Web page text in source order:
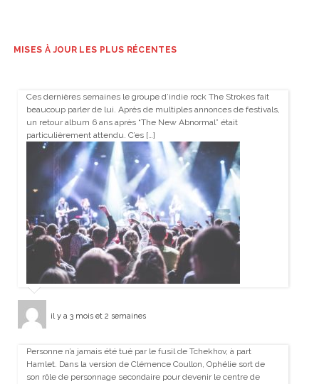
MISES À JOUR LES PLUS RÉCENTES
Ces dernières semaines le groupe d’indie rock The Strokes fait
beaucoup parler de lui. Après de multiples annonces de festivals,
un retour album 6 ans après “The New Abnormal” était
particulièrement attendu. C’es […]
il y a 3 mois et 2 semaines
Personne n’a jamais été tué par le fusil de Tchekhov, à part
Hamlet. Dans la version de Clémence Coullon, Ophélie sort de
son rôle de personnage secondaire pour devenir le centre de